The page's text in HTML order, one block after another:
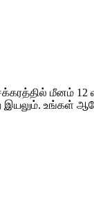
மீனம்
இயலும். உங்கள்